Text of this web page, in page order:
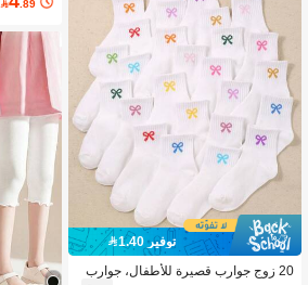
توفير 1.40
20 زوج جوارب قصيرة للأطفال، جوارب
 .89